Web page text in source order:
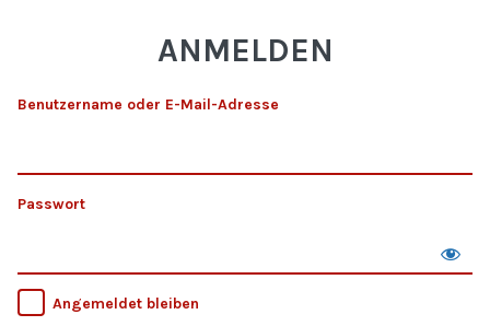
ANMELDEN
Benutzername oder E-Mail-Adresse
Passwort
Angemeldet bleiben